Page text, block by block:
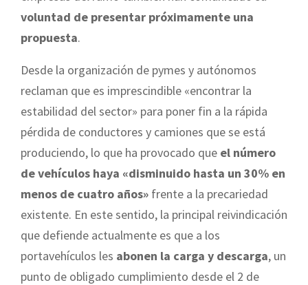
voluntad de presentar próximamente una
propuesta.
Desde la organización de pymes y autónomos
reclaman que es imprescindible «encontrar la
estabilidad del sector» para poner fin a la rápida
pérdida de conductores y camiones que se está
produciendo, lo que ha provocado que el número
de vehículos haya «disminuido hasta un 30% en
menos de cuatro años» frente a la precariedad
existente. En este sentido, la principal reivindicación
que defiende actualmente es que a los
portavehículos les abonen la carga y descarga, un
punto de obligado cumplimiento desde el 2 de